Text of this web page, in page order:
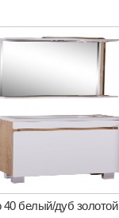
белый/дуб золотой